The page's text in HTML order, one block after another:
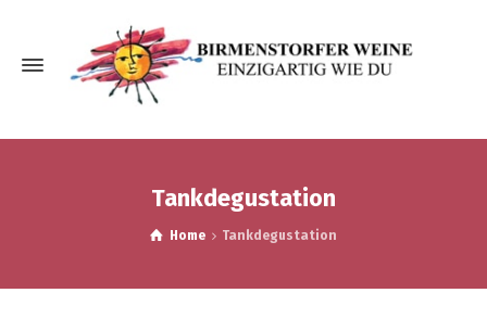
Tank­de­gu­sta­ti­on
Home Tankdegustation